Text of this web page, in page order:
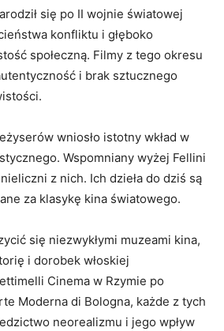
się ​po II wojnie⁢ światowej
konfliktu i głęboko
społeczną. ⁢Filmy‌ z ‍tego okresu
i brak sztucznego
wniosło istotny ‌wkład w
Wspomniany⁤ wyżej Fellini
z nich. Ich dzieła⁣ do dziś‌ są
za klasykę kina światowego.
się‍ niezwykłymi ‌muzeami kina,
i dorobek włoskiej
‌Cinema w Rzymie ‍po
Moderna di​ Bologna, każde z⁢ tych
neorealizmu i jego wpływ‍